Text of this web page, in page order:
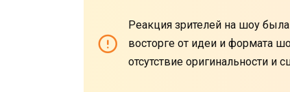
Реакция зрителей на шоу
восторге от идеи и формата
отсутствие оригинальности и